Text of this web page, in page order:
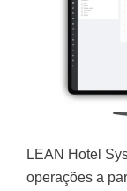
LEAN Hotel
operações a